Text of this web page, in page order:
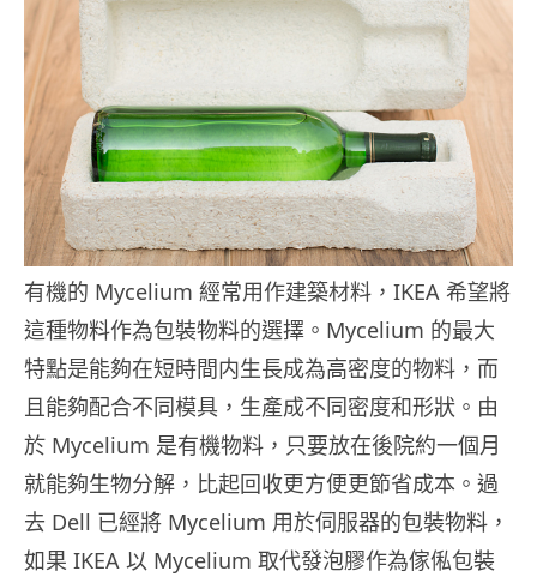
有機的 Mycelium 經常用作建築材料，IKEA 希望將
這種物料作為包裝物料的選擇。Mycelium 的最大
特點是能夠在短時間内生長成為高密度的物料，而
且能夠配合不同模具，生產成不同密度和形狀。由
於 Mycelium 是有機物料，只要放在後院約一個月
就能夠生物分解，比起回收更方便更節省成本。過
去 Dell 已經將 Mycelium 用於伺服器的包裝物料，
如果 IKEA 以 Mycelium 取代發泡膠作為傢俬包裝